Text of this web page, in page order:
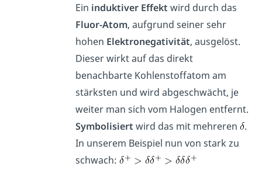
Ein induktiver Effekt wird durch das
Fluor-Atom, aufgrund seiner sehr
hohen Elektronegativität, ausgelöst.
Dieser wirkt auf das direkt
benachbarte Kohlenstoffatom am
stärksten und wird abgeschwächt, je
weiter man sich vom Halogen entfernt.
Symbolisiert wird das mit mehreren .
In unserem Beispiel nun von stark zu
schwach: